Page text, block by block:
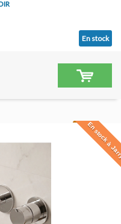
En stock
En stock à